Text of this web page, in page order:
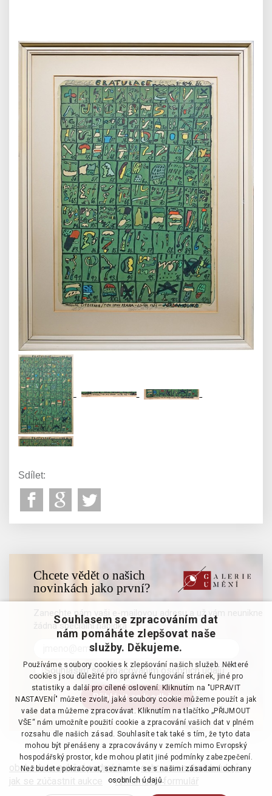
Sdílet:
Chcete vědět o našich
novinkách jako první?
Zanechte nám vaši e-mailovou adresu a už vám neunikne
žádná speciální nabídka
Souhlasím se zpracováním osobních údajů
obchodní a aukční podmínky · ochrana osobních údajů ·
jak se zúčastnit aukce · reklamační formulář
Souhlasem se zpracováním dat
nám pomáháte zlepšovat naše
služby. Děkujeme.
Používáme soubory cookies k zlepšování našich služeb. Některé
cookies jsou důležité pro správné fungování stránek, jiné pro
statistiky a další pro cílené oslovení. Kliknutím na "UPRAVIT
NASTAVENÍ" můžete zvolit, jaké soubory cookie můžeme použít a jak
vaše data můžeme zpracovávat. Kliknutím na tlačítko „PŘIJMOUT
VŠE“ nám umožníte použití cookie a zpracování vašich dat v plném
rozsahu dle našich zásad. Souhlasíte tak také s tím, že tyto data
mohou být přenášeny a zpracovávány v zemích mimo Evropský
hospodářský prostor, kde mohou platit jiné podmínky zabezpečení.
Než budete pokračovat, seznamte se s našimizásadami ochrany
osobních údajů.